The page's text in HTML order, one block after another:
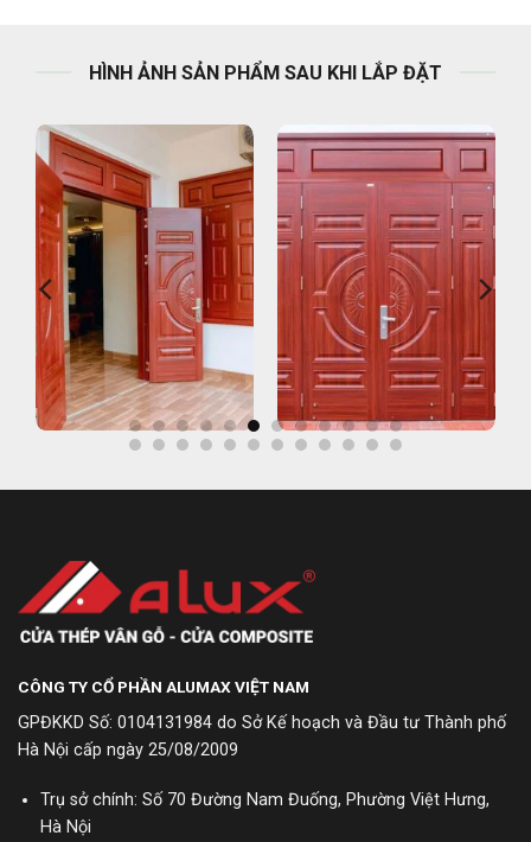
HÌNH ẢNH SẢN PHẨM SAU KHI LẮP ĐẶT
CÔNG TY CỔ PHẦN ALUMAX VIỆT NAM
GPĐKKD Số: 0104131984 do Sở Kế hoạch và Đầu tư Thành phố
Hà Nội cấp ngày 25/08/2009
Trụ sở chính: Số 70 Đường Nam Đuống, Phường Việt Hưng,
Hà Nội